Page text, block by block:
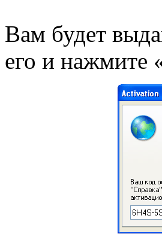
Вам будет
его и нажмите